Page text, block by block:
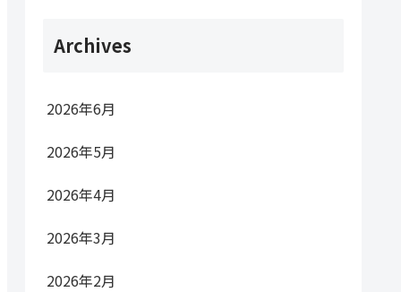
Archives
2026年6月
2026年5月
2026年4月
2026年3月
2026年2月